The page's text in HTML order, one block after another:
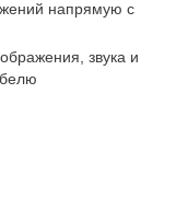
напрямую с
звука и